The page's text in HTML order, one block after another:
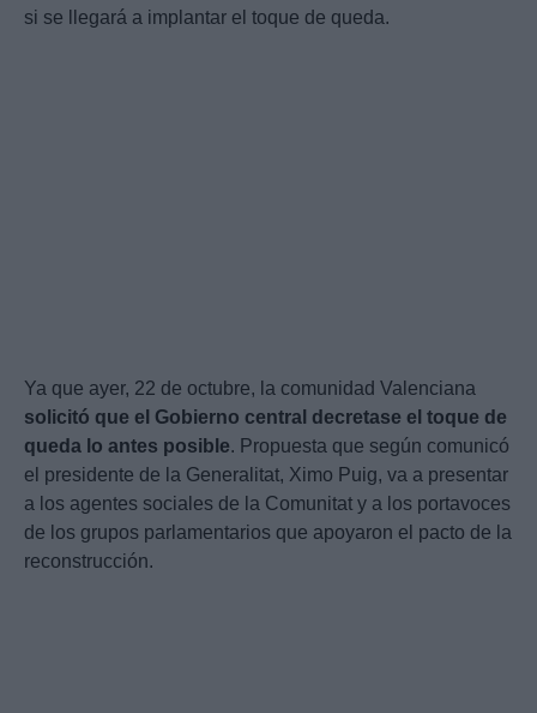
si se llegará a implantar el toque de queda.
Ya que ayer, 22 de octubre, la comunidad Valenciana
solicitó que el Gobierno central decretase el toque de
queda lo antes posible. Propuesta que según comunicó
el presidente de la Generalitat, Ximo Puig, va a presentar
a los agentes sociales de la Comunitat y a los portavoces
de los grupos parlamentarios que apoyaron el pacto de la
reconstrucción.